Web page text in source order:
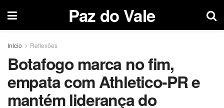
Paz do Vale
Início Reflexões
Botafogo marca no fim,
empata com Athletico-PR e
mantém liderança do